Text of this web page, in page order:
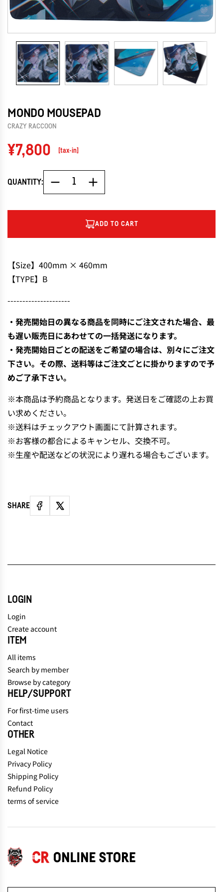
MONDO MOUSEPAD
CRAZY RACCOON
Regular
price
¥7,800 [tax-in]
QUANTITY:
ADD TO CART
O
.
【Size】400mm × 460mm
【TYPE】B
---------------------
・発売開始日の異なる商品を同時にご注文された場合、最
も遅い販売日にあわせての一括発送になります。
・発売開始日ごとの配送をご希望の場合は、別々にご注文
下さい。その際、送料等はご注文ごとに掛かりますので予
めご了承下さい。
※本商品は予約商品となります。発送日をご確認の上お買
い求めください。
※送料はチェックアウト画面にて計算されます。
※お客様の都合によるキャンセル、交換不可。
※生産や配送などの状況により遅れる場合もございます。
SHARE
LOGIN
Login
Create account
ITEM
All items
Search by member
Browse by category
HELP/SUPPORT
For first-time users
Contact
OTHER
Legal Notice
Privacy Policy
Shipping Policy
Refund Policy
terms of service